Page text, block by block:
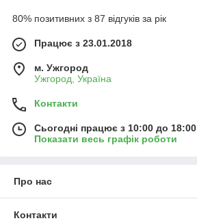
80% позитивних з 87 відгуків за рік
Працює з 23.01.2018
м. Ужгород
Ужгород, Україна
Контакти
Сьогодні працює з 10:00 до 18:00
Показати весь графік роботи
Про нас
Контакти